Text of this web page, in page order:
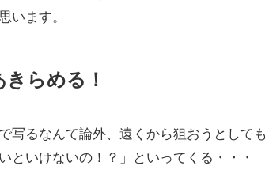
います。
らめる！
写るなんて論外、遠くから狙おうとしても
といけないの！？」といってくる・・・